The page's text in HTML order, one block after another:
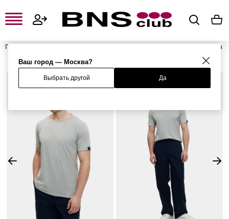
Ваш город — Москва?
Выбрать другой Да
Главная
Мужская одежда
%